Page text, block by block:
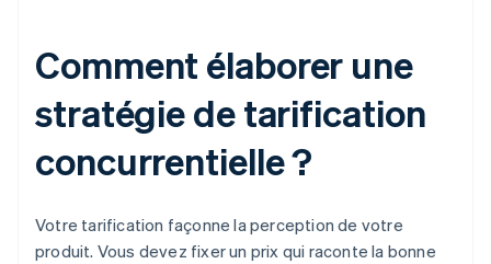
Comment élaborer une
stratégie de tarification
concurrentielle ?
Votre tarification façonne la perception de votre
produit. Vous devez fixer un prix qui raconte la bonne